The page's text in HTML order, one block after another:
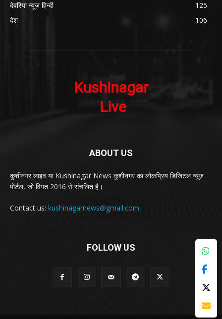
देवरिया न्यूज़ हिन्दी
125
देश
106
ABOUT US
कुशीनगर लाइव या Kushinagar News कुशीनगर का लोकप्रिय डिजिटल न्यूज़
पोर्टल, जो विगत 2016 से संचलित है।
Contact us: kushinagarnews@gmail.com
FOLLOW US